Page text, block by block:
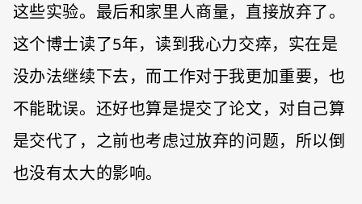
这些实验。最后和家里人商量，直接放弃了。
这个博士读了5年，读到我心力交瘁，实在是
没办法继续下去，而工作对于我更加重要，也
不能耽误。还好也算是提交了论文，对自己算
是交代了，之前也考虑过放弃的问题，所以倒
也没有太大的影响。